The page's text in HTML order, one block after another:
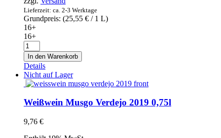
Lieferzeit: ca. 2-3 Werktage
Grundpreis: (25,55 € / 1 L)
16+
16+
Rotwein
Batalla
de
Almansa
2017
0,75l
Menge
In den Warenkorb
Details
Nicht auf Lager
Weißwein Musgo Verdejo 2019 0,75l
9,76 €